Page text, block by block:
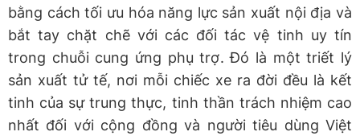
bằng cách tối ưu hóa năng lực sản xuất nội địa và
bắt tay chặt chẽ với các đối tác vệ tinh uy tín
trong chuỗi cung ứng phụ trợ. Đó là một triết lý
sản xuất tử tế, nơi mỗi chiếc xe ra đời đều là kết
tinh của sự trung thực, tinh thần trách nhiệm cao
nhất đối với cộng đồng và người tiêu dùng Việt